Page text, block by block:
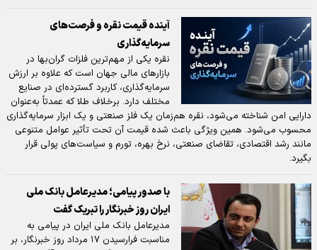
آینده قیمت نقره و فرصت‌های
سرمایه‌گذاری
نقره یکی از مهم‌ترین فلزات گران‌بها در
بازارهای مالی جهان است که علاوه بر ارزش
سرمایه‌گذاری، کاربرد گسترده‌ای در صنایع
مختلف دارد. برخلاف طلا که عمدتاً به‌عنوان
دارایی امن شناخته می‌شود، نقره هم‌زمان یک فلز صنعتی و یک ابزار سرمایه‌گذاری
محسوب می‌شود. همین ویژگی باعث شده قیمت آن تحت تأثیر عوامل متنوعی
مانند رشد اقتصادی، تقاضای صنعتی، نرخ بهره، تورم و سیاست‌های پولی قرار
بگیرد.
با صدور پیامی؛ مدیرعامل بانک ملی
ایران روز خبرنگار را تبریک گفت
مدیرعامل بانک ملی ایران در پیامی به
مناسبت فرارسیدن ۱۷ مرداد روز خبرنگار، بر